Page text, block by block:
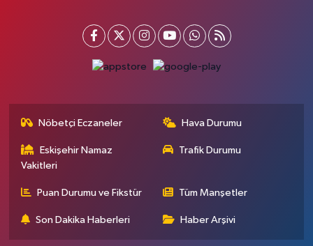
Nöbetçi Eczaneler Hava Durumu
Eskişehir Namaz
Vakitleri
Trafik Durumu
Puan Durumu ve Fikstür Tüm Manşetler
Son Dakika Haberleri Haber Arşivi